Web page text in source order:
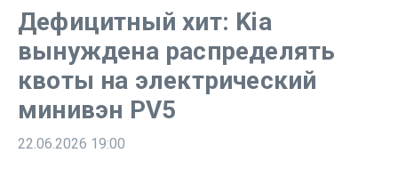
Дефицитный хит: Kia
вынуждена распределять
квоты на электрический
минивэн PV5
22.06.2026 19:00